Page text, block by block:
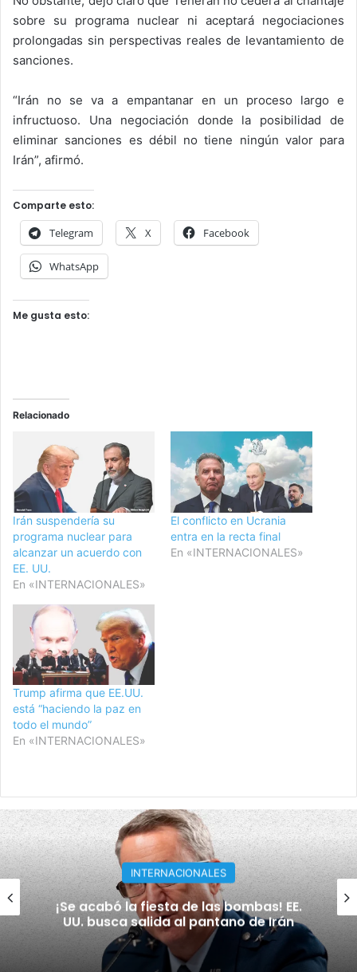
sobre su programa nuclear ni aceptará negociaciones
prolongadas sin perspectivas reales de levantamiento de
sanciones.
“Irán no se va a empantanar en un proceso largo e
infructuoso. Una negociación donde la posibilidad de
eliminar sanciones es débil no tiene ningún valor para
Irán”, afirmó.
Comparte esto:
Telegram X Facebook
WhatsApp
Me gusta esto:
Relacionado
Irán suspendería su
programa nuclear para
alcanzar un acuerdo con
EE. UU.
En «INTERNACIONALES»
El conflicto en Ucrania
entra en la recta final
En «INTERNACIONALES»
Trump afirma que EE.UU.
está “haciendo la paz en
todo el mundo”
En «INTERNACIONALES»
INTERNACIONALES
Rusia y Ucrania llevan la guerra hasta
sus instalaciones económicas y militares